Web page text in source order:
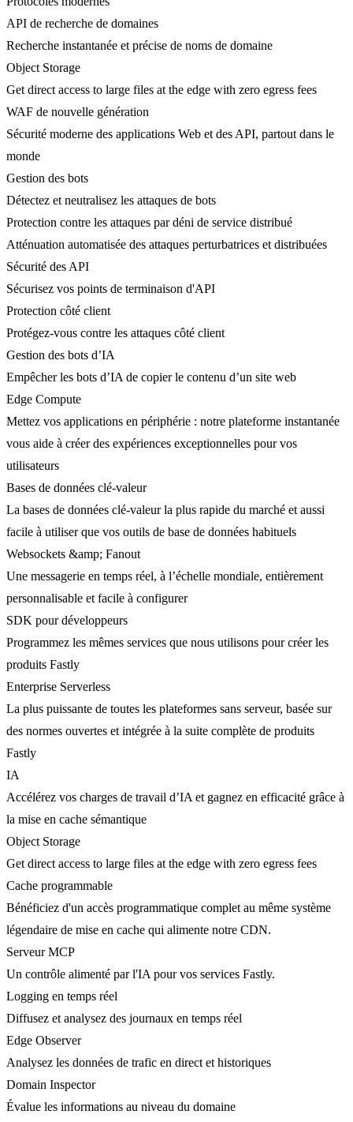
API de recherche de domaines
Recherche instantanée et précise de noms de domaine
Object Storage
Get direct access to large files at the edge with zero egress fees
WAF de nouvelle génération
Sécurité moderne des applications Web et des API, partout dans le
monde
Gestion des bots
Détectez et neutralisez les attaques de bots
Protection contre les attaques par déni de service distribué
Atténuation automatisée des attaques perturbatrices et distribuées
Sécurité des API
Sécurisez vos points de terminaison d'API
Protection côté client
Protégez-vous contre les attaques côté client
Gestion des bots d’IA
Empêcher les bots d’IA de copier le contenu d’un site web
Edge Compute
Mettez vos applications en périphérie : notre plateforme instantanée
vous aide à créer des expériences exceptionnelles pour vos
utilisateurs
Bases de données clé-valeur
La bases de données clé-valeur la plus rapide du marché et aussi
facile à utiliser que vos outils de base de données habituels
Websockets &amp; Fanout
Une messagerie en temps réel, à l’échelle mondiale, entièrement
personnalisable et facile à configurer
SDK pour développeurs
Programmez les mêmes services que nous utilisons pour créer les
produits Fastly
Enterprise Serverless
La plus puissante de toutes les plateformes sans serveur, basée sur
des normes ouvertes et intégrée à la suite complète de produits
Fastly
IA
Accélérez vos charges de travail d’IA et gagnez en efficacité grâce à
la mise en cache sémantique
Object Storage
Get direct access to large files at the edge with zero egress fees
Cache programmable
Bénéficiez d'un accès programmatique complet au même système
légendaire de mise en cache qui alimente notre CDN.
Serveur MCP
Un contrôle alimenté par l'IA pour vos services Fastly.
Logging en temps réel
Diffusez et analysez des journaux en temps réel
Edge Observer
Analysez les données de trafic en direct et historiques
Domain Inspector
Évalue les informations au niveau du domaine